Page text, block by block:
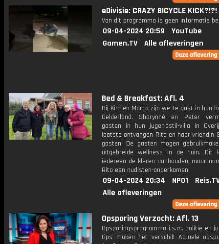
eDivisie: CRAZY BICYCLE KICK?!?!
Van dit programma is geen informatie
09-04-2024 20:59
YouTube
Gamen.TV
Alle afleveringen
Bed & Breakfast: Afl. 4
Bij Kim en Marco zijn we te gast in hun
Gelderland. Sharynné en Peter
gasten in hun jugendstil-villa in
laatste ontvangen Rita en haar vriendin
gasten. De gasten mogen
uitgebreide wellness in de tuin. Dit
iedereen de kleren aanhouden, maar
Rita een nudisten-onderkomen.
09-04-2024 20:34 NPO1
Alle afleveringen
Opsporing Verzocht: Afl. 13
Opsporingsprogramma i.s.m. politie en
tips maken het verschil! Actuele